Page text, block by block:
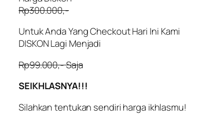
Rp300.000,-
Untuk Anda Yang Checkout Hari Ini Kami
DISKON Lagi Menjadi
Rp99.000,- Saja
SEIKHLASNYA!!!
Silahkan tentukan sendiri harga ikhlasmu!